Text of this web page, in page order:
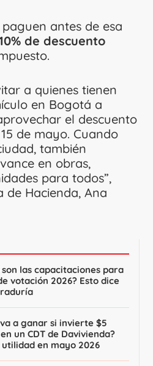
antes de esa
de descuento
a quienes tienen
en Bogotá a
el descuento
de mayo. Cuando
también
en obras,
para todos”,
de Hacienda, Ana
son las capacitaciones para
votación 2026? Esto dice
a ganar si invierte $5
un CDT de Davivienda?
utilidad en mayo 2026